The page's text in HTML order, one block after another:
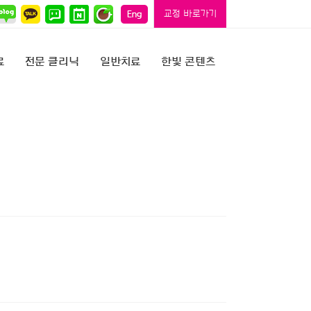
교정 바로가기
전문 클리닉 일반치료 한빛 콘텐츠